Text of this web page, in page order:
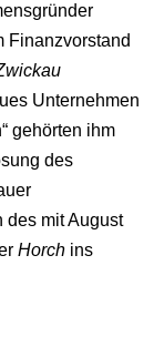
Finanzvorstand
Unternehmen
gehörten ihm
des
des mit August
Horch ins